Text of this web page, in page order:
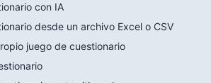
con IA
desde un archivo Excel o CSV
juego de cuestionario